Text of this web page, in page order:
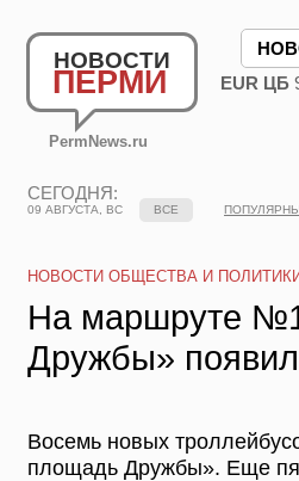
НОВОСТИ
ПЕРМИ
PermNews.ru
EUR ЦБ
СЕГОДНЯ:
09 АВГУСТА, ВС ВСЕ
НОВОСТИ ОБЩЕСТВА И
На маршруте
Дружбы»
Восемь новых
площадь Дружбы». Еще